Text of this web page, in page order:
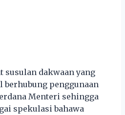
susulan dakwaan yang
penggunaan
Menteri sehingga
spekulasi bahawa